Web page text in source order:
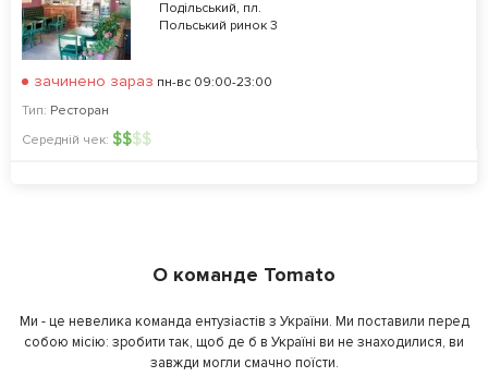
Подільський, пл.
Польський ринок 3
зачинено зараз пн-вс 09:00-23:00
Тип: Ресторан
Середній чек: $$$$
О команде Tomato
Ми - це невелика команда ентузіастів з України. Ми поставили перед
собою місію: зробити так, щоб де б в Україні ви не знаходилися, ви
завжди могли смачно поїсти.